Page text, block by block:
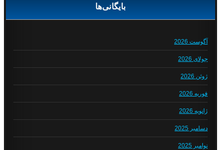
بایگانی‌ها
آگوست 2026
جولای 2026
ژوئن 2026
فوریه 2026
ژانویه 2026
دسامبر 2025
نوامبر 2025